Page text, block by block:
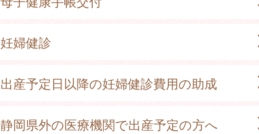
妊婦健診
出産予定日以降の妊婦健診費用の助成
静岡県外の医療機関で出産予定の方へ